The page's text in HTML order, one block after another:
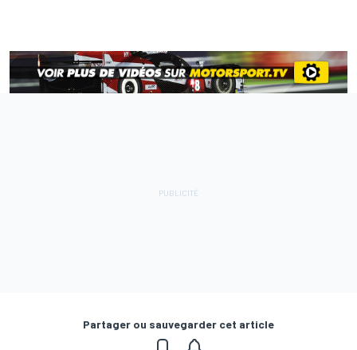
Partager ou sauvegarder cet article